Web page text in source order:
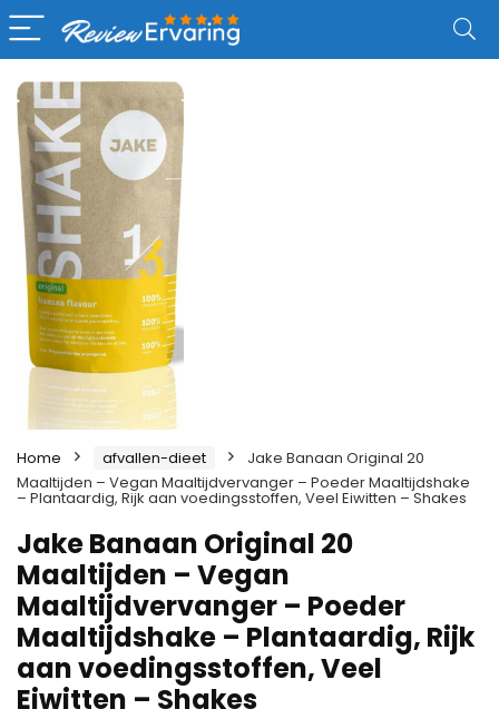
Home afvallen-dieet
Jake Banaan Original 20
Maaltijden – Vegan Maaltijdvervanger – Poeder Maaltijdshake
– Plantaardig, Rijk aan voedingsstoffen, Veel Eiwitten – Shakes
Jake Banaan Original 20
Maaltijden – Vegan
Maaltijdvervanger – Poeder
Maaltijdshake – Plantaardig, Rijk
aan voedingsstoffen, Veel
Eiwitten – Shakes